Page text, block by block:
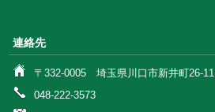
連絡先
〒332-0005 埼玉県川口市新井町26-11
048-222-3573